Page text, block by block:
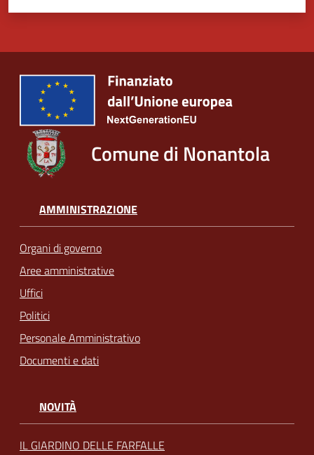
Comune di Nonantola
AMMINISTRAZIONE
Organi di governo
Aree amministrative
Uffici
Politici
Personale Amministrativo
Documenti e dati
NOVITÀ
IL GIARDINO DELLE FARFALLE